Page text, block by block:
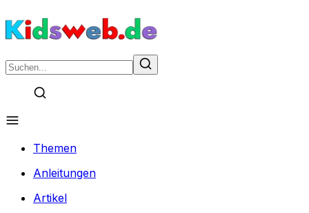
Themen
Anleitungen
Artikel